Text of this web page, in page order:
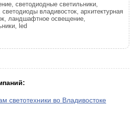
светодиодные светильники,
владивосток, архитектурная
ландшафтное освещение,
led
светотехники во Владивостоке